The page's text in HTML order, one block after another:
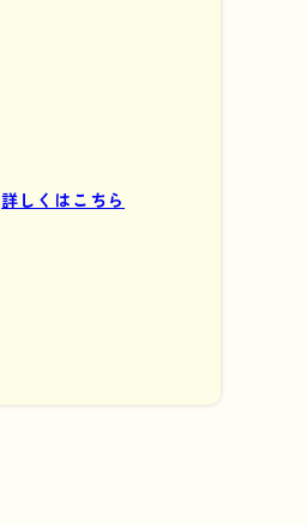
詳しくはこちら